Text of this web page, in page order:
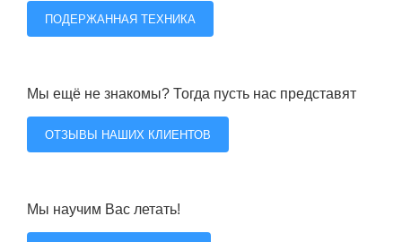
ПОДЕРЖАННАЯ ТЕХНИКА
Мы ещё не знакомы? Тогда пусть нас представят
ОТЗЫВЫ НАШИХ КЛИЕНТОВ
Мы научим Вас летать!